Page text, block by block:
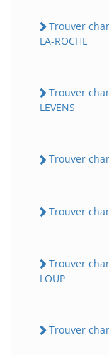
Trouver
LA-ROCHE
Trouver
LEVENS
Trouver
Trouver
Trouver
LOUP
Trouver